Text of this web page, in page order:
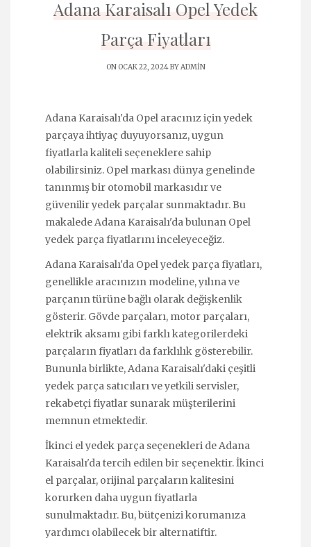
Adana Karaisalı Opel Yedek
Parça Fiyatları
ON OCAK 22, 2024 BYADMIN
Adana Karaisalı'da Opel aracınız için yedek
parçaya ihtiyaç duyuyorsanız, uygun
fiyatlarla kaliteli seçeneklere sahip
olabilirsiniz. Opel markası dünya genelinde
tanınmış bir otomobil markasıdır ve
güvenilir yedek parçalar sunmaktadır. Bu
makalede Adana Karaisalı'da bulunan Opel
yedek parça fiyatlarını inceleyeceğiz.
Adana Karaisalı'da Opel yedek parça fiyatları,
genellikle aracınızın modeline, yılına ve
parçanın türüne bağlı olarak değişkenlik
gösterir. Gövde parçaları, motor parçaları,
elektrik aksamı gibi farklı kategorilerdeki
parçaların fiyatları da farklılık gösterebilir.
Bununla birlikte, Adana Karaisalı'daki çeşitli
yedek parça satıcıları ve yetkili servisler,
rekabetçi fiyatlar sunarak müşterilerini
memnun etmektedir.
İkinci el yedek parça seçenekleri de Adana
Karaisalı'da tercih edilen bir seçenektir. İkinci
el parçalar, orijinal parçaların kalitesini
korurken daha uygun fiyatlarla
sunulmaktadır. Bu, bütçenizi korumanıza
yardımcı olabilecek bir alternatiftir.